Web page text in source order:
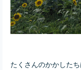
たくさんのかかした